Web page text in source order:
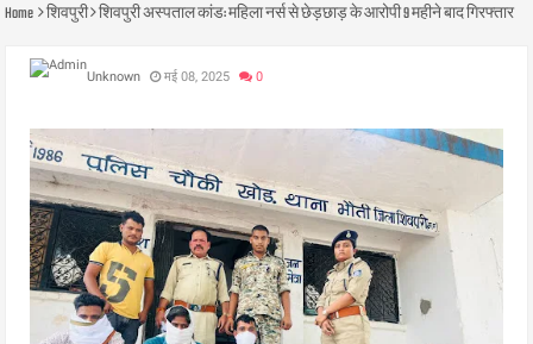
Home शिवपुरी शिवपुरी अस्पताल कांड: महिला नर्स से छेड़छाड़ के आरोपी 9 महीने बाद गिरफ्तार
Unknown मई 08, 2025 0